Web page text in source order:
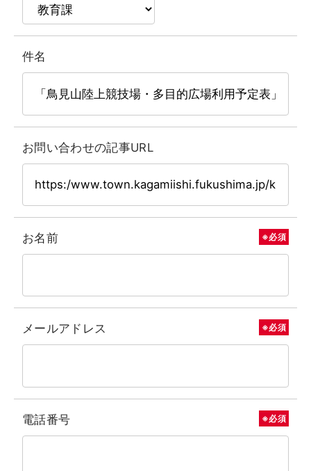
件名
お問い合わせの記事URL
お名前 ※必須
メールアドレス ※必須
電話番号 ※必須